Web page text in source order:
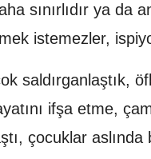
sınırlıdır ya da
istemezler,
saldırganlaştık,
ifşa etme,
çocuklar